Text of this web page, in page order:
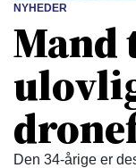
NYHEDER
Den 34-årige er